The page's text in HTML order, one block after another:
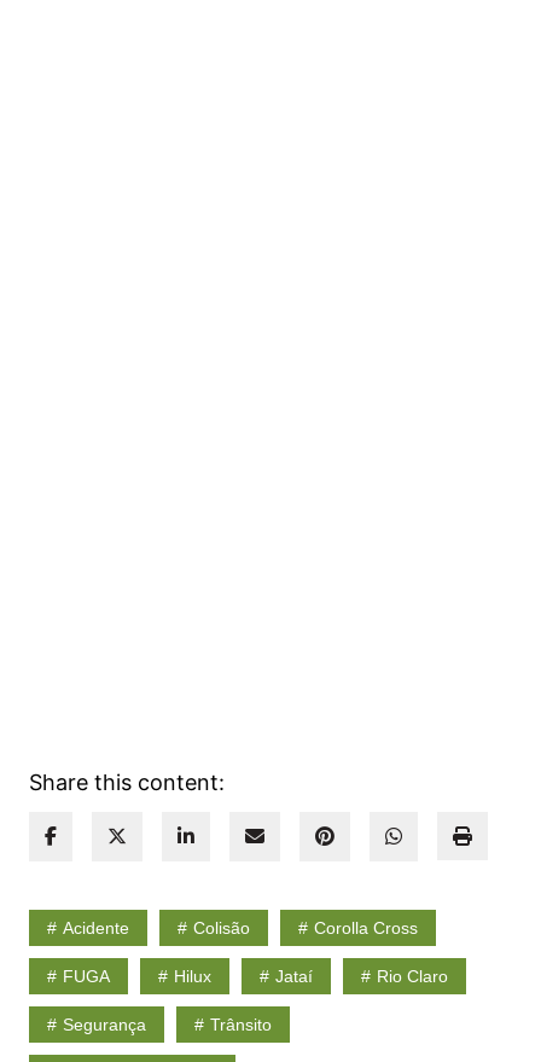
Share this content:
Acidente Colisão Corolla Cross
FUGA Hilux Jataí Rio Claro
Segurança Trânsito